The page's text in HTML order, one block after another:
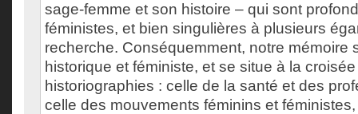
sage-femme et son histoire – qui sont
féministes, et bien singulières à plusieurs
recherche. Conséquemment, notre mémoire
historique et féministe, et se situe à la
historiographies : celle de la santé et des
celle des mouvements féminins et